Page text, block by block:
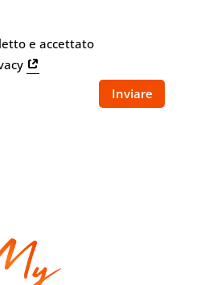
e accettato
Inviare